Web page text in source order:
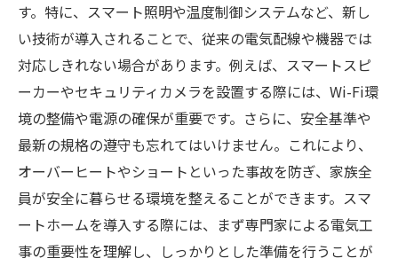
す。特に、スマート照明や温度制御システムなど、新し
い技術が導入されることで、従来の電気配線や機器では
対応しきれない場合があります。例えば、スマートスピ
ーカーやセキュリティカメラを設置する際には、Wi-Fi環
境の整備や電源の確保が重要です。さらに、安全基準や
最新の規格の遵守も忘れてはいけません。これにより、
オーバーヒートやショートといった事故を防ぎ、家族全
員が安全に暮らせる環境を整えることができます。スマ
ートホームを導入する際には、まず専門家による電気工
事の重要性を理解し、しっかりとした準備を行うことが